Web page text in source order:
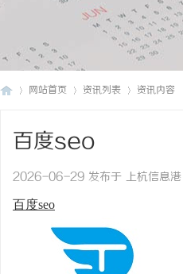
网站首页 资讯列表 资讯内容
百度seo
2026-06-29 发布于 上杭信息港
百度seo